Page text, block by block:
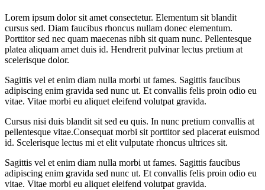
Lorem ipsum dolor sit amet consectetur. Elementum sit blandit
cursus sed. Diam faucibus rhoncus nullam donec elementum.
Porttitor sed nec quam maecenas nibh sit quam nunc. Pellentesque
platea aliquam amet duis id. Hendrerit pulvinar lectus pretium at
scelerisque dolor.
Sagittis vel et enim diam nulla morbi ut fames. Sagittis faucibus
adipiscing enim gravida sed nunc ut. Et convallis felis proin odio eu
vitae. Vitae morbi eu aliquet eleifend volutpat gravida.
Cursus nisi duis blandit sit sed eu quis. In nunc pretium convallis at
pellentesque vitae.Consequat morbi sit porttitor sed placerat euismod
id. Scelerisque lectus mi et elit vulputate rhoncus ultrices sit.
Sagittis vel et enim diam nulla morbi ut fames. Sagittis faucibus
adipiscing enim gravida sed nunc ut. Et convallis felis proin odio eu
vitae. Vitae morbi eu aliquet eleifend volutpat gravida.